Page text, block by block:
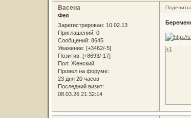
Васена
Фея
Зарегистрирован: 10.02.13
Приглашений: 0
Сообщений: 8645
Уважение: [+3462/-5]
Позитив: [+8693/-17]
Пол: Женский
Провел на форуме:
23 дня 20 часов
Последний визит:
08.03.26 21:32:14
+1